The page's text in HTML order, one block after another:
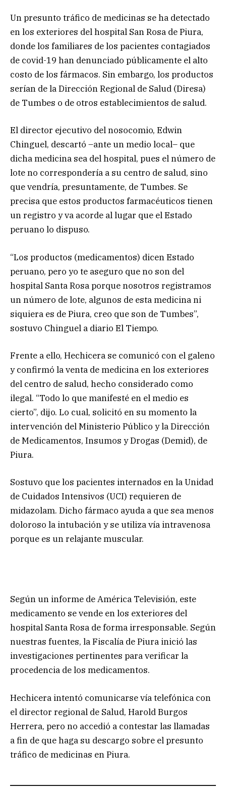
Un presunto tráfico de medicinas se ha detectado
en los exteriores del hospital San Rosa de Piura,
donde los familiares de los pacientes contagiados
de covid-19 han denunciado públicamente el alto
costo de los fármacos. Sin embargo, los productos
serían de la Dirección Regional de Salud (Diresa)
de Tumbes o de otros establecimientos de salud.
El director ejecutivo del nosocomio, Edwin
Chinguel, descartó –ante un medio local– que
dicha medicina sea del hospital, pues el número de
lote no correspondería a su centro de salud, sino
que vendría, presuntamente, de Tumbes. Se
precisa que estos productos farmacéuticos tienen
un registro y va acorde al lugar que el Estado
peruano lo dispuso.
“Los productos (medicamentos) dicen Estado
peruano, pero yo te aseguro que no son del
hospital Santa Rosa porque nosotros registramos
un número de lote, algunos de esta medicina ni
siquiera es de Piura, creo que son de Tumbes”,
sostuvo Chinguel a diario El Tiempo.
Frente a ello, Hechicera se comunicó con el galeno
y confirmó la venta de medicina en los exteriores
del centro de salud, hecho considerado como
ilegal. “Todo lo que manifesté en el medio es
cierto”, dijo. Lo cual, solicitó en su momento la
intervención del Ministerio Público y la Dirección
de Medicamentos, Insumos y Drogas (Demid), de
Piura.
Sostuvo que los pacientes internados en la Unidad
de Cuidados Intensivos (UCI) requieren de
midazolam. Dicho fármaco ayuda a que sea menos
doloroso la intubación y se utiliza vía intravenosa
porque es un relajante muscular.
Según un informe de América Televisión, este
medicamento se vende en los exteriores del
hospital Santa Rosa de forma irresponsable. Según
nuestras fuentes, la Fiscalía de Piura inició las
investigaciones pertinentes para verificar la
procedencia de los medicamentos.
Hechicera intentó comunicarse vía telefónica con
el director regional de Salud, Harold Burgos
Herrera, pero no accedió a contestar las llamadas
a fin de que haga su descargo sobre el presunto
tráfico de medicinas en Piura.